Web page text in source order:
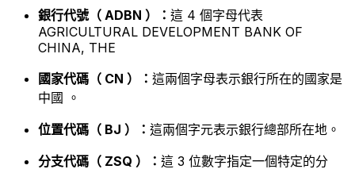
銀行代號（ ADBN ）： 這 4 個字母代表
AGRICULTURAL DEVELOPMENT BANK OF
CHINA, THE
國家代碼（ CN ）： 這兩個字母表示銀行所在的國家是
中國 。
位置代碼（ BJ ）： 這兩個字元表示銀行總部所在地。
分支代碼（ ZSQ ）： 這 3 位數字指定一個特定的分